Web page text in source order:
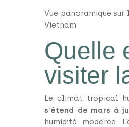
Vue panoramique
Vietnam
Quelle
visiter
Le climat tropical
s’étend de mars à
humidité modérée.